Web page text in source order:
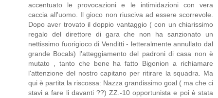
accentuato le provocazioni e le intimidazioni con vera
caccia all'uomo. Il gioco non riusciva ad essere scorrevole.
Dopo aver trovato il doppio vantaggio ( con un chiarissimo
regalo del direttore di gara che non ha sanzionato un
nettissimo fuorigioco di Venditti - letteralmente annullato dal
grande Bocals) l'atteggiamento del padroni di casa non è
mutato , tanto che bene ha fatto Bigonion a richiamare
l'attenzione del nostro capitano per ritirare la squadra. Ma
qui è partita la riscossa: Nazza grandissimo goal ( ma che ci
stavi a fare li davanti ??) ZZ.-10 opportunista e poi è stata